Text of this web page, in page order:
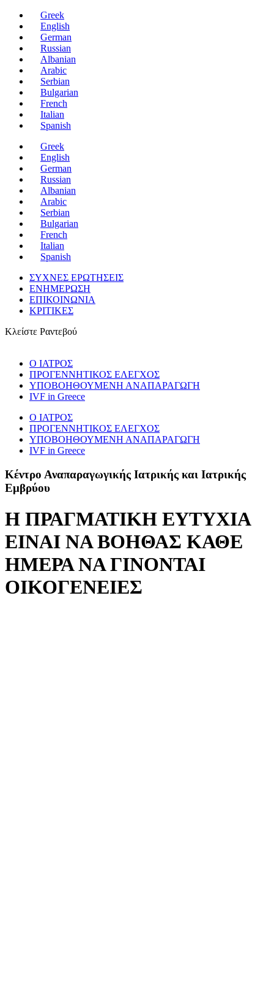
Μετάβαση
περιεχόμενο
Greek
English
German
Russian
Albanian
Arabic
Serbian
Bulgarian
French
Italian
Spanish
Greek
English
German
Russian
Albanian
Arabic
Serbian
Bulgarian
French
Italian
Spanish
ΣΥΧΝΕΣ ΕΡΩΤΗΣΕΙΣ
ΕΝΗΜΕΡΩΣΗ
ΕΠΙΚΟΙΝΩΝΙΑ
ΚΡΙΤΙΚΕΣ
Κλείστε Ραντεβού
Ο ΙΑΤΡΟΣ
ΠΡΟΓΕNNΗΤΙΚΟΣ ΕΛΕΓΧΟΣ
ΥΠΟΒΟΗΘΟΥΜΕΝΗ ΑΝΑΠΑΡΑΓΩΓΗ
IVF in Greece
Ο ΙΑΤΡΟΣ
ΠΡΟΓΕNNΗΤΙΚΟΣ ΕΛΕΓΧΟΣ
ΥΠΟΒΟΗΘΟΥΜΕΝΗ ΑΝΑΠΑΡΑΓΩΓΗ
IVF in Greece
Κέντρο Αναπαραγωγικής Ιατρικής και Ιατρικής
Εμβρύου
Η ΠΡΑΓΜΑΤΙΚΗ ΕΥΤΥΧΙΑ
ΕΙΝΑΙ ΝΑ ΒΟΗΘΑΣ ΚΑΘΕ
ΗΜΕΡΑ ΝΑ ΓΙΝΟΝΤΑΙ
ΟΙΚΟΓΕΝΕΙΕΣ